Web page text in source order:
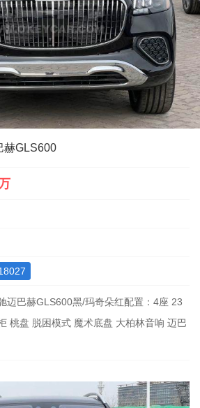
赫GLS600
迈巴赫GLS600黑/玛奇朵红配置：4座 23
桃盘 脱困模式 魔术底盘 大柏林音响 迈巴